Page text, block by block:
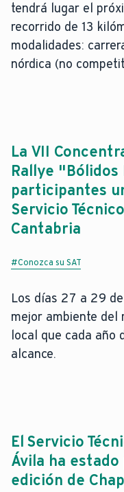
tendrá lugar el
recorrido de 13
modalidades:
nórdica (no
La VII
Rallye "Bólidos
participantes
Servicio
Cantabria
#Conozca su SAT
Los días 27 a 29
mejor ambiente del
local que cada año
alcance.
El Servicio
Ávila ha
edición de